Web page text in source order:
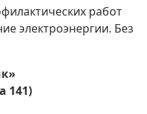
работ
электроэнергии. Без
141)